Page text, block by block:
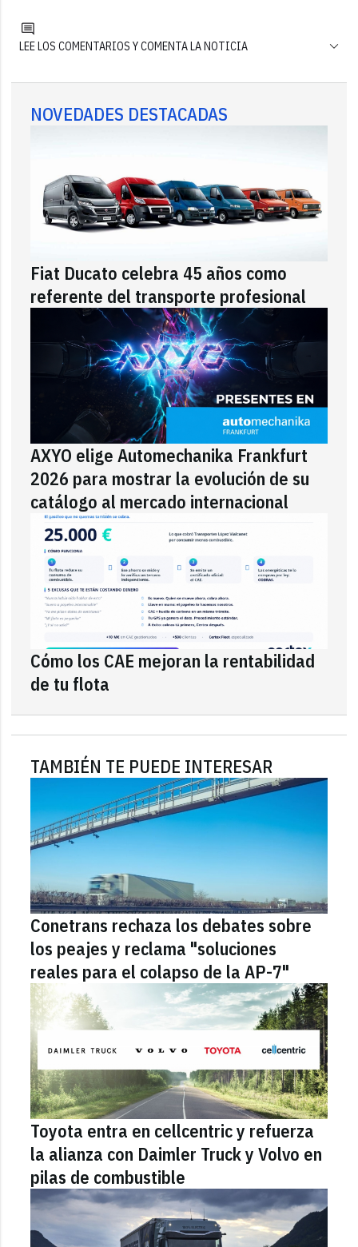
LEE LOS COMENTARIOS Y COMENTA LA NOTICIA
NOVEDADES DESTACADAS
Fiat Ducato celebra 45 años como
referente del transporte profesional
AXYO elige Automechanika Frankfurt
2026 para mostrar la evolución de su
catálogo al mercado internacional
Cómo los CAE mejoran la rentabilidad
de tu flota
TAMBIÉN TE PUEDE INTERESAR
Conetrans rechaza los debates sobre
los peajes y reclama "soluciones
reales para el colapso de la AP-7"
Toyota entra en cellcentric y refuerza
la alianza con Daimler Truck y Volvo en
pilas de combustible